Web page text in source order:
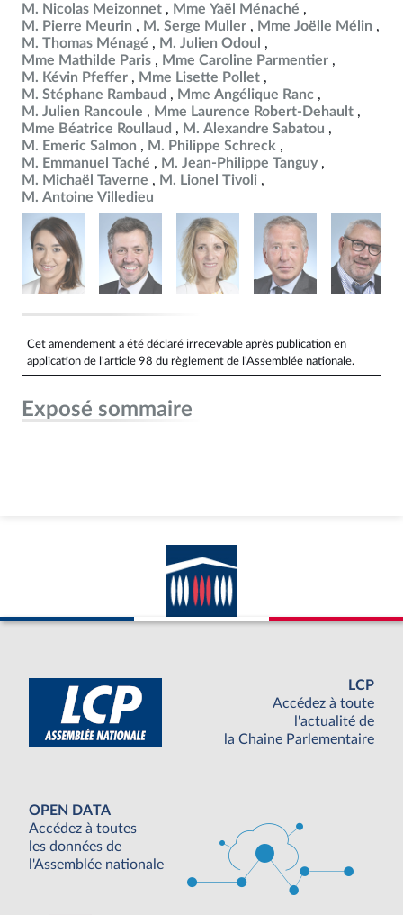
M. Nicolas Meizonnet
Mme Yaël Ménaché
M. Pierre Meurin
M. Serge Muller
Mme Joëlle Mélin
M. Thomas Ménagé
M. Julien Odoul
Mme Mathilde Paris
Mme Caroline Parmentier
M. Kévin Pfeffer
Mme Lisette Pollet
M. Stéphane Rambaud
Mme Angélique Ranc
M. Julien Rancoule
Mme Laurence Robert-Dehault
Mme Béatrice Roullaud
M. Alexandre Sabatou
M. Emeric Salmon
M. Philippe Schreck
M. Emmanuel Taché
M. Jean-Philippe Tanguy
M. Michaël Taverne
M. Lionel Tivoli
M. Antoine Villedieu
Cet amendement a été déclaré irrecevable après publication en
application de l'article 98 du règlement de l'Assemblée nationale.
Exposé sommaire
LCP
Accédez à toute
l'actualité de
la Chaine Parlementaire
OPEN DATA
Accédez à toutes
les données de
l'Assemblée nationale